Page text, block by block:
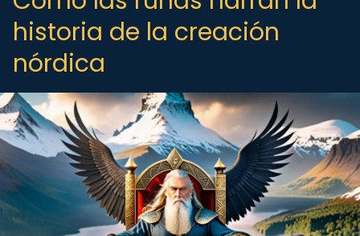
historia de la creación
nórdica